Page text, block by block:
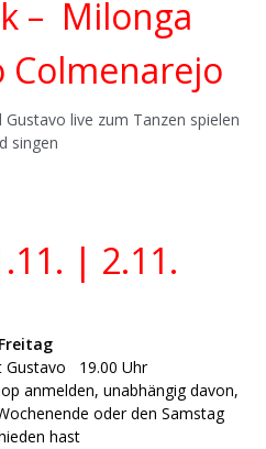
– Milonga
Colmenarejo
live zum Tanzen spielen
singen
| 2.11.
Gustavo 19.00 Uhr
anmelden, unabhängig davon,
oder den Samstag
hast